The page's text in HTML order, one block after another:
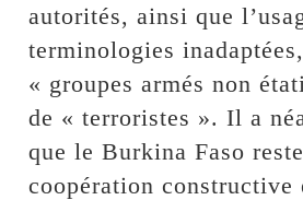
autorités, ainsi que
terminologies
« groupes armés non
de « terroristes ». Il a
que le Burkina Faso
coopération constructive